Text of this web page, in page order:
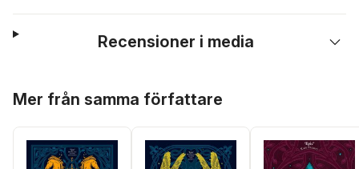
Recensioner i media
Mer från samma författare